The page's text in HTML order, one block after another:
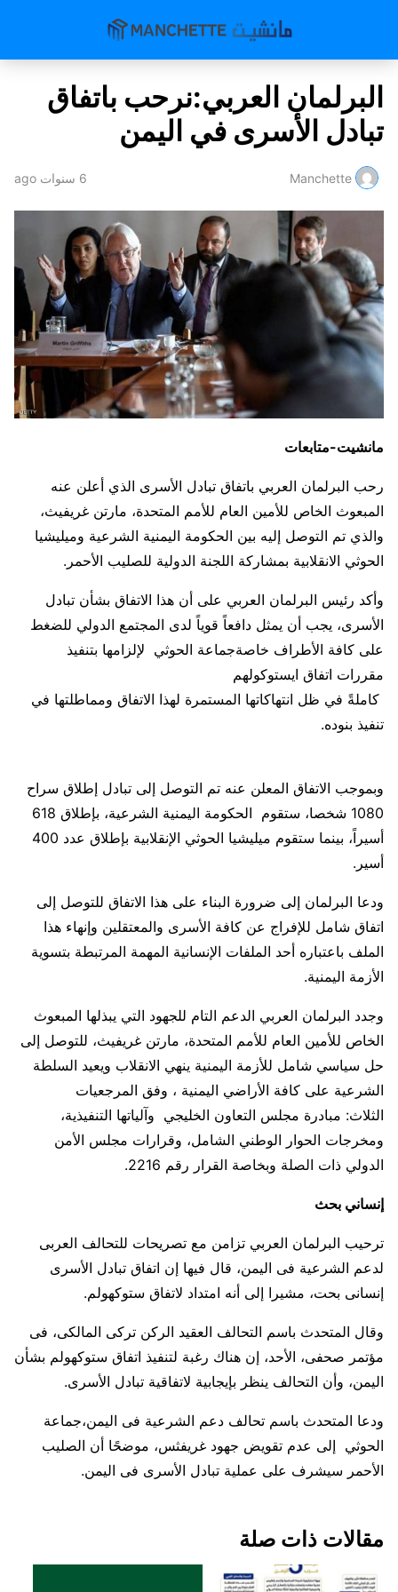
البرلمان العربي:نرحب باتفاق
تبادل الأسرى في اليمن
Manchette 6 سنوات ago
مانشيت-متابعات
رحب البرلمان العربي باتفاق تبادل الأسرى الذي أعلن عنه
المبعوث الخاص للأمين العام للأمم المتحدة، مارتن غريفيث،
والذي تم التوصل إليه بين الحكومة اليمنية الشرعية وميليشيا
الحوثي الانقلابية بمشاركة اللجنة الدولية للصليب الأحمر.
وأكد رئيس البرلمان العربي على أن هذا الاتفاق بشأن تبادل
الأسرى، يجب أن يمثل دافعاً قوياً لدى المجتمع الدولي للضغط
على كافة الأطراف خاصةجماعة الحوثي لإلزامها بتنفيذ
مقررات اتفاق ايستوكولهم
كاملةً في ظل انتهاكاتها المستمرة لهذا الاتفاق ومماطلتها في
تنفيذ بنوده.
وبموجب الاتفاق المعلن عنه تم التوصل إلى تبادل إطلاق سراح
1080 شخصا، ستقوم الحكومة اليمنية الشرعية، بإطلاق 618
أسيراً، بينما ستقوم ميليشيا الحوثي الإنقلابية بإطلاق عدد 400
أسير.
ودعا البرلمان إلى ضرورة البناء على هذا الاتفاق للتوصل إلى
اتفاق شامل للإفراج عن كافة الأسرى والمعتقلين وإنهاء هذا
الملف باعتباره أحد الملفات الإنسانية المهمة المرتبطة بتسوية
الأزمة اليمنية.
وجدد البرلمان العربي الدعم التام للجهود التي يبذلها المبعوث
الخاص للأمين العام للأمم المتحدة، مارتن غريفيث، للتوصل إلى
حل سياسي شامل للأزمة اليمنية ينهي الانقلاب ويعيد السلطة
الشرعية على كافة الأراضي اليمنية ، وفق المرجعيات
الثلاث: مبادرة مجلس التعاون الخليجي وآلياتها التنفيذية،
ومخرجات الحوار الوطني الشامل، وقرارات مجلس الأمن
الدولي ذات الصلة وبخاصة القرار رقم 2216.
إنساني بحث
ترحيب البرلمان العربي تزامن مع تصريحات للتحالف العربى
لدعم الشرعية فى اليمن، قال فيها إن اتفاق تبادل الأسرى
إنسانى بحت، مشيرا إلى أنه امتداد لاتفاق ستوكهولم.
وقال المتحدث باسم التحالف العقيد الركن تركى المالكى، فى
مؤتمر صحفى، الأحد، إن هناك رغبة لتنفيذ اتفاق ستوكهولم بشأن
اليمن، وأن التحالف ينظر بإيجابية لاتفاقية تبادل الأسرى.
ودعا المتحدث باسم تحالف دعم الشرعية فى اليمن،جماعة
الحوثي إلى عدم تقويض جهود غريفثس، موضحًا أن الصليب
الأحمر سيشرف على عملية تبادل الأسرى فى اليمن.
مقالات ذات صلة